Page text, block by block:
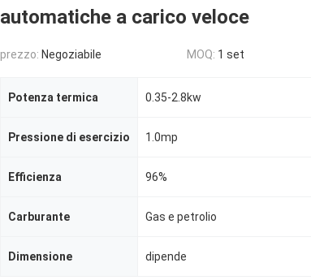
automatiche a carico veloce
prezzo: Negoziabile MOQ: 1 set
Potenza termica 0.35-2.8kw
Pressione di esercizio 1.0mp
Efficienza 96%
Carburante Gas e petrolio
Dimensione dipende